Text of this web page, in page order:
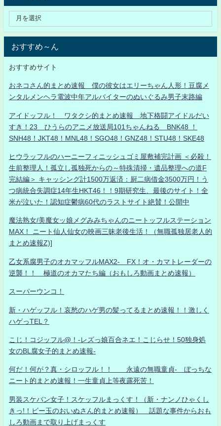
おすすめ～ん
おすすめサイト
おネコさん的まとめ速報 僕の彼女はエリーちゃん人形！豆腐メ
ンタルメンヘラ電波中年アルバイターのぬいぐるみ男子末路編
アイドッフル！ ワタクシ的まとめ速報 地下格闘アイドルだい
すき！23 ひうらのアニメ放送局101ちゃんねる BNK48 ！
SNH48！JKT48！MNL48！SGO48！GNZ48！STU48！SKE48
ヒウラッフルのハーニーフィニッシュゴミ屋敷補完計画 ＜必殺！
生前整理人！孤立し孤独死からの～特殊清掃・遺品整理への道F
完結編＞ キャッシング計1500万返済：厨二病借金3500万円！う
つ病統合失調症14年生HKT46！！9期研究生、最後のサイト！全
米が泣いた！認知症鬱病60代のラストサイト絶賛！公開中
魔法熟女/美魔女ッ娘メグみみちゃんのニートッフルステーション
MAX！ ニート仙人仙女の映画三昧老後生活！（無職孤独居老人的
まとめ速報Z)]
乙女系腐男子のオカマッフルMAX2- FX！オ・カマトレーダーの
逆襲！！ 極道のオカマたち編（おもしろ動画まとめ速報）
スーパーウンコ！
新・ハゲッフル！哀愁のハゲ男の髪ってるまとめ速報！！激しく
ハゲっTEL？
こじ！コジッフル@！-レズっ娘百合ネエ！こじらせ！50独身処
女のBL腐女子的まとめ速報-
何だ！何が？真・シロッフル！！ 永遠の無職童貞- ぼっちな
ニート的まとめ速報！一生童貞上等夜露死苦！
男装スケバン女子！スケッフルまっくす！（新・ナンノひゃくし
きっ!！ビー玉のおいぬさん的まとめ速報） 話題な事件からおも
しろ動画まで取り上げまっくす